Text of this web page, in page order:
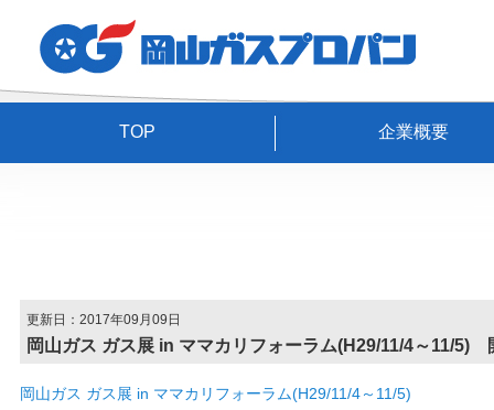
TOP 企業概要
更新日：2017年09月09日
岡山ガス ガス展 in ママカリフォーラム(H29/11/4～11/5)
岡山ガス ガス展 in ママカリフォーラム(H29/11/4～11/5)